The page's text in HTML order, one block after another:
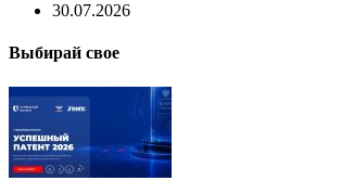
30.07.2026
Выбирай свое